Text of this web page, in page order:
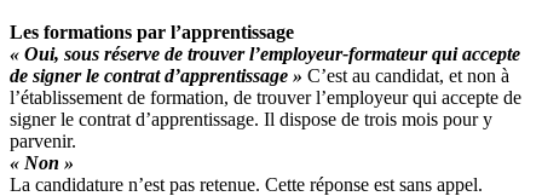
Les formations par l’apprentissage
« Oui, sous réserve de trouver l’employeur-formateur qui accepte
de signer le contrat d’apprentissage » C’est au candidat, et non à
l’établissement de formation, de trouver l’employeur qui accepte de
signer le contrat d’apprentissage. Il dispose de trois mois pour y
parvenir.
« Non »
La candidature n’est pas retenue. Cette réponse est sans appel.